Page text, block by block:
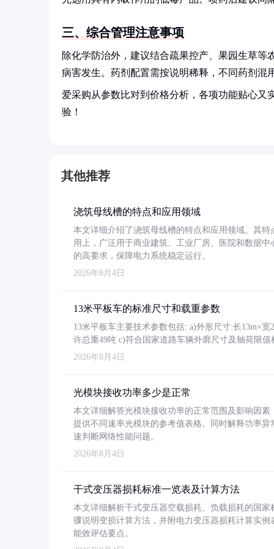
三、综合管理注意事项
除化学防治外，建议结合疏果控产、果园生草
病害发生。药剂配置需按说明稀释，不同药剂混
爱采购从参数比对到价格分析，各项功能贴心
验！
其他推荐
浇筑母线槽的特点和应用领域
本文详细介绍了浇筑母线槽的特点和应用领域。其
用上，广泛用于商业建筑、工业厂房、医院和数据
的高要求，保障电力系统稳定运行。
2026年8月4日
13米平板车的标准尺寸和载重参数
13米平板车主要技术参数包括: a)外形尺寸:长13m×
许总重49吨 c)符合国家道路车辆外廓尺寸及轴荷限值
2026年8月4日
光模块接收功率多少是正常
本文详细解答光模块接收功率的正常范围及影响因
提供不同速率光模块的参考值表格。同时解释功率
速判断网络性能问题。
2026年8月4日
干式变压器损耗标准一览表及计算方法
本文详细解析干式变压器空载损耗、负载损耗的国家
骤说明变损计算方法，并附电力变压器损耗计算实
能效评估要点。